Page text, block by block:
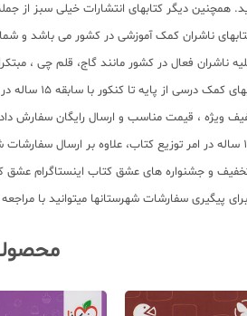
همچنین دیگر کتابهای انتشارات خیلی سبز
ناشران کمک آموزشی در کشور می باشد و
ناشران فعال در کشور مانند گاج، قلم چی
کمک آموزشی و کودک و نوجوان در سراسر کشور آماده ارسال سفارشات شما میباشد.
ویژه ، قیمت مناسب و ارسال رایگان
معتبر کمک آموزشی با بیش از 11000 عنوان کتاب و سابقه 15